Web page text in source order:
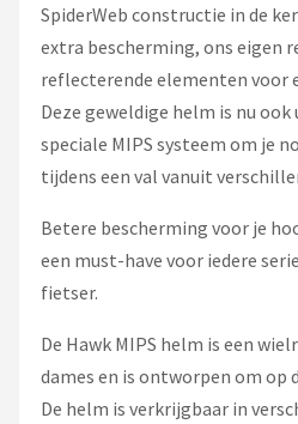
SpiderWeb constructie in de
extra bescherming, ons eigen
reflecterende elementen voor
Deze geweldige helm is nu
speciale MIPS systeem om je
tijdens een val vanuit
Betere bescherming voor je
een must-have voor iedere
fietser.
De Hawk MIPS helm is een
dames en is ontworpen om op
De helm is verkrijgbaar in